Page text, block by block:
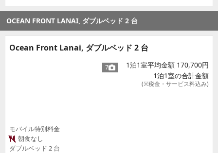
OCEAN FRONT LANAI, ダブルベッド 2 台
Ocean Front Lanai, ダブルベッド 2 台
7
モバイル特別料金
朝食なし
ダブルベッド 2 台
1泊1室平均金額 170,700円
1泊1室の合計金額
(※税金・サービス料込み)